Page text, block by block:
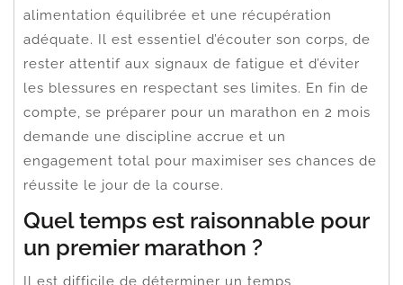
alimentation équilibrée et une récupération
adéquate. Il est essentiel d’écouter son corps, de
rester attentif aux signaux de fatigue et d’éviter
les blessures en respectant ses limites. En fin de
compte, se préparer pour un marathon en 2 mois
demande une discipline accrue et un
engagement total pour maximiser ses chances de
réussite le jour de la course.
Quel temps est raisonnable pour
un premier marathon ?
Il est difficile de déterminer un temps